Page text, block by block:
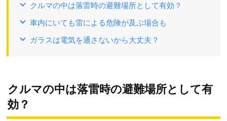
クルマの中は落雷時の避難場所として有効？
車内にいても雷による危険が及ぶ場合も
ガラスは電気を通さないから大丈夫？
クルマの中は落雷時の避難場所として有
効？